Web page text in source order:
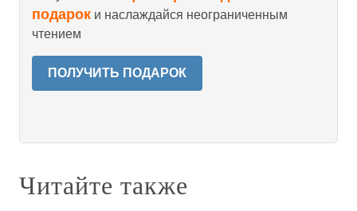
подарок и наслаждайся неограниченным
чтением
ПОЛУЧИТЬ ПОДАРОК
Читайте также